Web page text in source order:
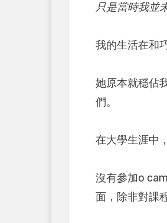
只是當時我並
我的生活在和
她原本就穩佔
們。
在大學生涯中
沒有參加o
面，除非對課